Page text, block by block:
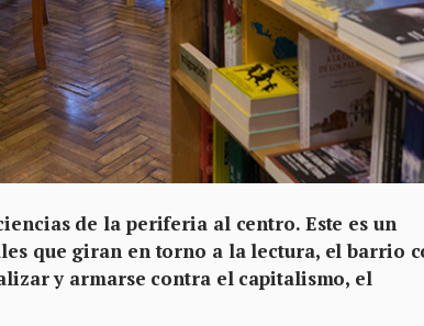
de la periferia al centro. Este es un
que giran en torno a la lectura, el barrio
y armarse contra el capitalismo, el